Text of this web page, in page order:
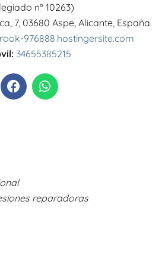
nº 10263)
7, 03680 Aspe, Alicante, España
976888.hostingersite.com
34655385215
F
a
c
W
h
a
reparadoras